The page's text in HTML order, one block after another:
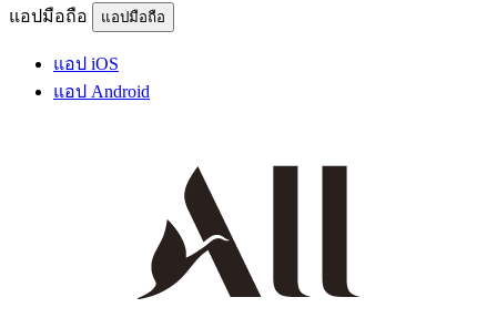
แอปมือถือ แอปมือถือ
แอป iOS
แอป Android